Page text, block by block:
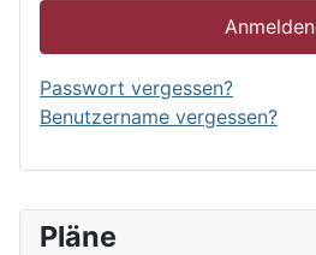
Pläne
Anmelden
Passwort vergessen?
Benutzername vergessen?